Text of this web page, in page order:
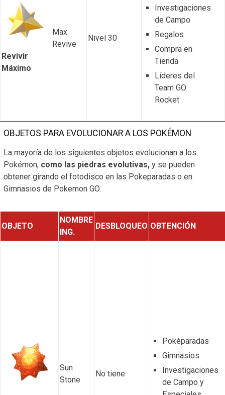
Revivir
Máximo
Max
Revive
Nivel 30
Investigaciones
de Campo
Regalos
Compra en
Tienda
Líderes del
Team GO
Rocket
OBJETOS PARA EVOLUCIONAR A LOS POKÉMON
La mayoría de los siguientes objetos evolucionan a los
Pokémon, como las piedras evolutivas, y se pueden
obtener girando el fotodisco en las Pokeparadas o en
Gimnasios de Pokemon GO.
OBJETO
NOMBRE
ING.
DESBLOQUEO OBTENCIÓN
Sun
Stone
No tiene
Poképaradas
Gimnasios
Investigaciones
de Campo y